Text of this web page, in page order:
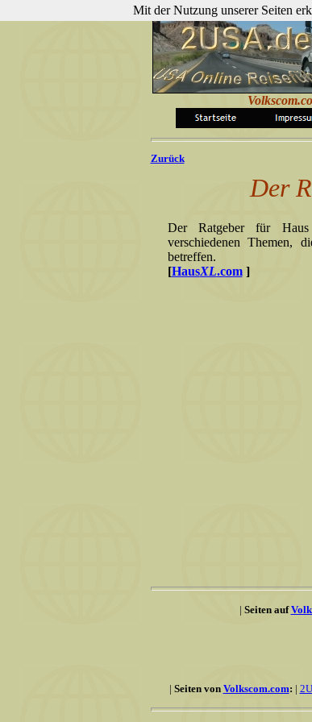
Zurück
Der
Der Ratgeber für
verschiedenen Themen,
betreffen.
[HausXL.com ]
| Seiten auf
| Seiten von Volkscom.com: |
Mit der Nutzung unserer Seiten